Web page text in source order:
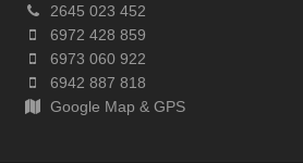
2645 023 452
6972 428 859
6973 060 922
6942 887 818
Google Map & GPS